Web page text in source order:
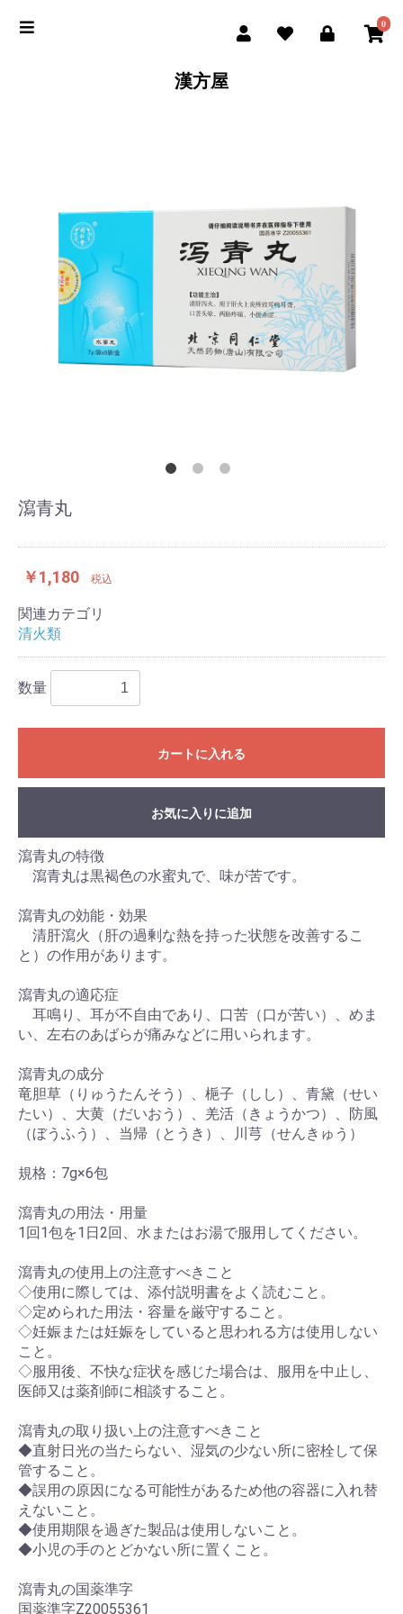
0
漢方屋
瀉青丸
￥1,180 税込
関連カテゴリ
清火類
数量
カートに入れる
お気に入りに追加
瀉青丸の特徴
瀉青丸は黒褐色の水蜜丸で、味が苦です。
瀉青丸の効能・効果
清肝瀉火（肝の過剰な熱を持った状態を改善するこ
と）の作用があります。
瀉青丸の適応症
耳鳴り、耳が不自由であり、口苦（口が苦い）、めま
い、左右のあばらが痛みなどに用いられます。
瀉青丸の成分
竜胆草（りゅうたんそう）、梔子（しし）、青黛（せい
たい）、大黄（だいおう）、羌活（きょうかつ）、防風
（ぼうふう）、当帰（とうき）、川芎（せんきゅう）
規格：7g×6包
瀉青丸の用法・用量
1回1包を1日2回、水またはお湯で服用してください。
瀉青丸の使用上の注意すべきこと
◇使用に際しては、添付説明書をよく読むこと。
◇定められた用法・容量を厳守すること。
◇妊娠または妊娠をしていると思われる方は使用しない
こと。
◇服用後、不快な症状を感じた場合は、服用を中止し、
医師又は薬剤師に相談すること。
瀉青丸の取り扱い上の注意すべきこと
◆直射日光の当たらない、湿気の少ない所に密栓して保
管すること。
◆誤用の原因になる可能性があるため他の容器に入れ替
えないこと。
◆使用期限を過ぎた製品は使用しないこと。
◆小児の手のとどかない所に置くこと。
瀉青丸の国薬準字
国薬準字Z20055361